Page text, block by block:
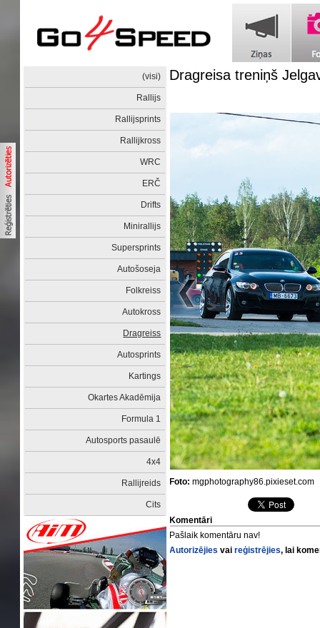
(visi)
Rallijs
Rallijsprints
Rallijkross
WRC
ERČ
Drifts
Minirallijs
Supersprints
Autošoseja
Folkreiss
Autokross
Dragreiss
Autosprints
Kartings
Okartes Akadēmija
Formula 1
Autosports pasaulē
4x4
Rallijreids
Cits
Dragreisa treniņš
Foto: mgphotography86.pixieset.com
Komentāri
Pašlaik komentāru nav!
Autorizējies vaireģistrējies, lai